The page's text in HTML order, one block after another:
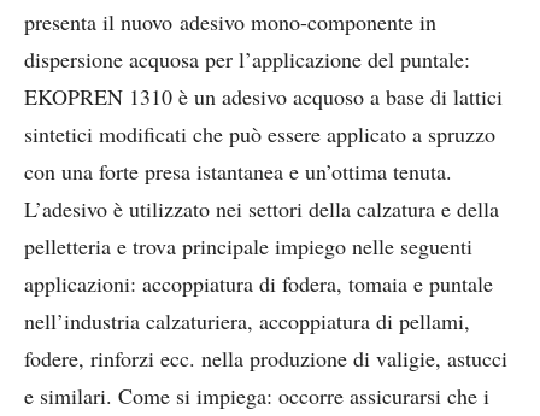
presenta il nuovo adesivo mono-componente in
dispersione acquosa per l’applicazione del puntale:
EKOPREN 1310 è un adesivo acquoso a base di lattici
sintetici modificati che può essere applicato a spruzzo
con una forte presa istantanea e un’ottima tenuta.
L’adesivo è utilizzato nei settori della calzatura e della
pelletteria e trova principale impiego nelle seguenti
applicazioni: accoppiatura di fodera, tomaia e puntale
nell’industria calzaturiera, accoppiatura di pellami,
fodere, rinforzi ecc. nella produzione di valigie, astucci
e similari. Come si impiega: occorre assicurarsi che i